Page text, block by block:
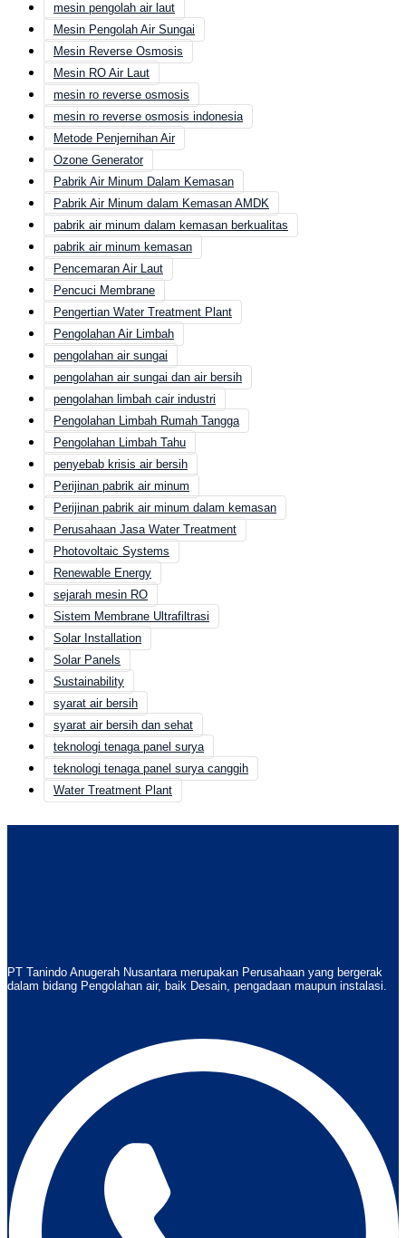
mesin pengolah air laut
Mesin Pengolah Air Sungai
Mesin Reverse Osmosis
Mesin RO Air Laut
mesin ro reverse osmosis
mesin ro reverse osmosis indonesia
Metode Penjernihan Air
Ozone Generator
Pabrik Air Minum Dalam Kemasan
Pabrik Air Minum dalam Kemasan AMDK
pabrik air minum dalam kemasan berkualitas
pabrik air minum kemasan
Pencemaran Air Laut
Pencuci Membrane
Pengertian Water Treatment Plant
Pengolahan Air Limbah
pengolahan air sungai
pengolahan air sungai dan air bersih
pengolahan limbah cair industri
Pengolahan Limbah Rumah Tangga
Pengolahan Limbah Tahu
penyebab krisis air bersih
Perijinan pabrik air minum
Perijinan pabrik air minum dalam kemasan
Perusahaan Jasa Water Treatment
Photovoltaic Systems
Renewable Energy
sejarah mesin RO
Sistem Membrane Ultrafiltrasi
Solar Installation
Solar Panels
Sustainability
syarat air bersih
syarat air bersih dan sehat
teknologi tenaga panel surya
teknologi tenaga panel surya canggih
Water Treatment Plant
PT Tanindo Anugerah Nusantara merupakan Perusahaan yang bergerak
dalam bidang Pengolahan air, baik Desain, pengadaan maupun instalasi.